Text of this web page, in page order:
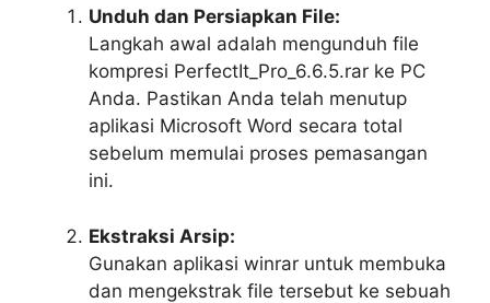
Unduh dan Persiapkan File:
Langkah awal adalah mengunduh file
kompresi PerfectIt_Pro_6.6.5.rar ke PC
Anda. Pastikan Anda telah menutup
aplikasi Microsoft Word secara total
sebelum memulai proses pemasangan
ini.
Ekstraksi Arsip:
Gunakan aplikasi winrar untuk membuka
dan mengekstrak file tersebut ke sebuah